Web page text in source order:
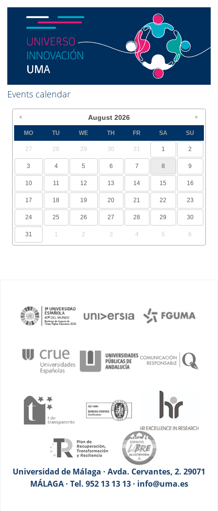
Events calendar
August 2026
MO TU WE TH FR SA SU
27 28 29 30 31 1 2
3 4 5 6 7 8 9
10 11 12 13 14 15 16
17 18 19 20 21 22 23
24 25 26 27 28 29 30
31 1 2 3 4 5 6
Universidad de Málaga · Avda. Cervantes, 2. 29071
MÁLAGA · Tel. 952 13 13 13 · info@uma.es